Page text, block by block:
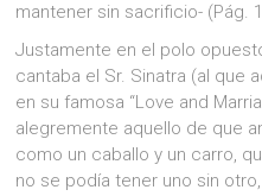
mantener sin sacrificio- (Pág.
Justamente en el polo
cantaba el Sr. Sinatra (al que
en su famosa “Love and
alegremente aquello de que
como un caballo y un carro,
no se podía tener uno sin